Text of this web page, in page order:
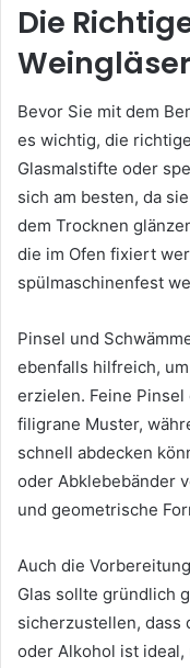
Die
Bevor Sie mit dem
es wichtig, die
Glasmalstifte oder
sich am besten, da
dem Trocknen
die im Ofen fixiert
spülmaschinenfest
Pinsel und
ebenfalls hilfreich,
erzielen. Feine
filigrane Muster,
schnell abdecken
oder Abklebebänder
und geometrische
Auch die
Glas sollte gründlich
sicherzustellen, dass
oder Alkohol ist ideal,